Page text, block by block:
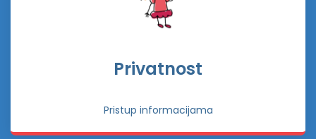
Privatnost
Pristup informacijama